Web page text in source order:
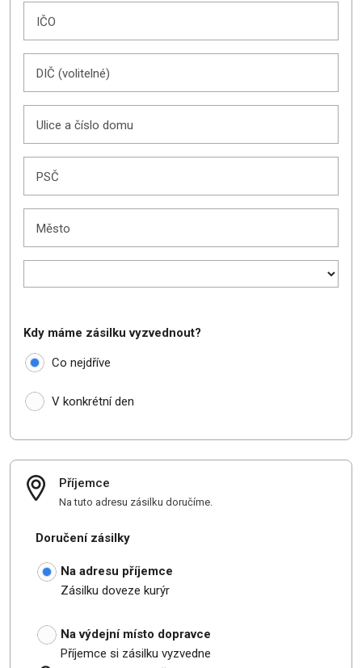
IČO
DIČ (volitelné)
Ulice a číslo domu
PSČ
Město
Kdy máme zásilku vyzvednout?
Co nejdříve
V konkrétní den
Příjemce
Na tuto adresu zásilku doručíme.
Doručení zásilky
Na adresu příjemce
Zásilku doveze kurýr
Na výdejní místo dopravce
Příjemce si zásilku vyzvedne